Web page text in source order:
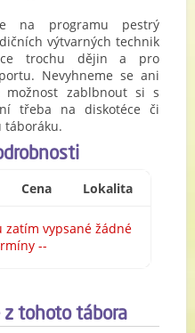
na programu pestrý
výtvarných technik
trochu dějin a pro
Nevyhneme se ani
zablbnout si s
třeba na diskotéce či
táboráku.
Cena Lokalita
vypsané žádné
--
z tohoto tábora